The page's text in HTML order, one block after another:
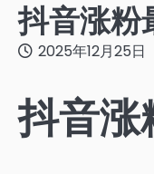
抖音涨粉
2025年12月25日
抖音涨